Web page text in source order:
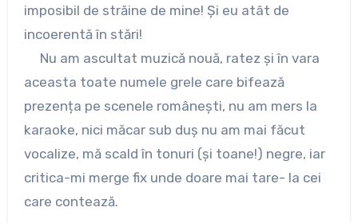
imposibil de străine de mine! Și eu atât de
incoerentă în stări!
Nu am ascultat muzică nouă, ratez și în vara
aceasta toate numele grele care bifează
prezența pe scenele românești, nu am mers la
karaoke, nici măcar sub duș nu am mai făcut
vocalize, mă scald în tonuri (și toane!) negre, iar
critica-mi merge fix unde doare mai tare- la cei
care contează.